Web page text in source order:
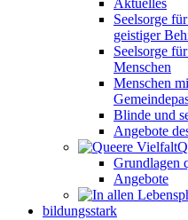
Aktuelles
Seelsorge
geistiger
Seelsorge
Menschen
Menschen
Blinde und
Angebote
Grundlagen
Angebote
bildungsstark